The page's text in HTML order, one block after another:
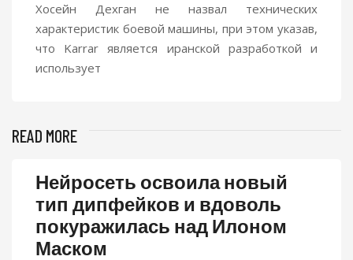
Хосейн Дехган не назвал технических
характеристик боевой машины, при этом указав,
что Karrar является иранской разработкой и
использует
READ MORE
Нейросеть освоила новый
тип дипфейков и вдоволь
покуражилась над Илоном
Маском